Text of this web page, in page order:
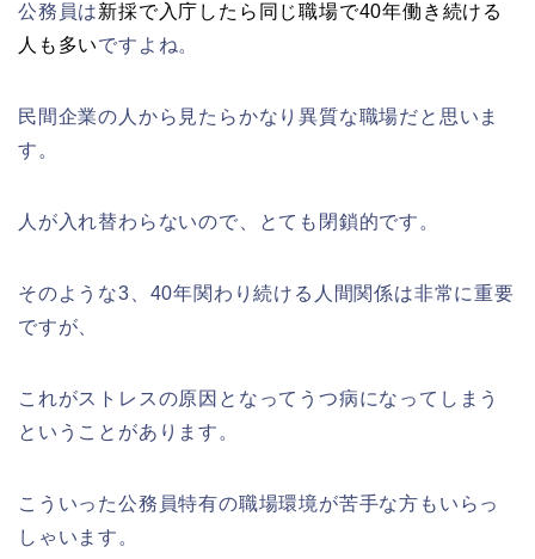
公務員は新採で入庁したら同じ職場で40年働き続ける
人も多いですよね。
民間企業の人から見たらかなり異質な職場だと思いま
す。
人が入れ替わらないので、とても閉鎖的です。
そのような3、40年関わり続ける人間関係は非常に重要
ですが、
これがストレスの原因となってうつ病になってしまう
ということがあります。
こういった公務員特有の職場環境が苦手な方もいらっ
しゃいます。